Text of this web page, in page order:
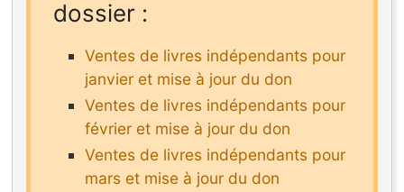
dossier :
Ventes de livres indépendants pour
janvier et mise à jour du don
Ventes de livres indépendants pour
février et mise à jour du don
Ventes de livres indépendants pour
mars et mise à jour du don